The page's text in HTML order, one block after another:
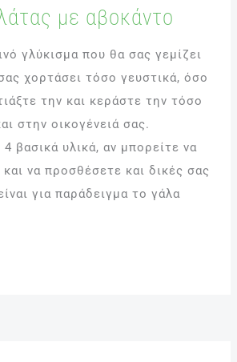
με αβοκάντο
γλύκισμα που θα σας γεμίζει
χορτάσει τόσο γευστικά, όσο
την και κεράστε την τόσο
στην οικογένειά σας.
βασικά υλικά, αν μπορείτε να
και να προσθέσετε και δικές σας
για παράδειγμα το γάλα